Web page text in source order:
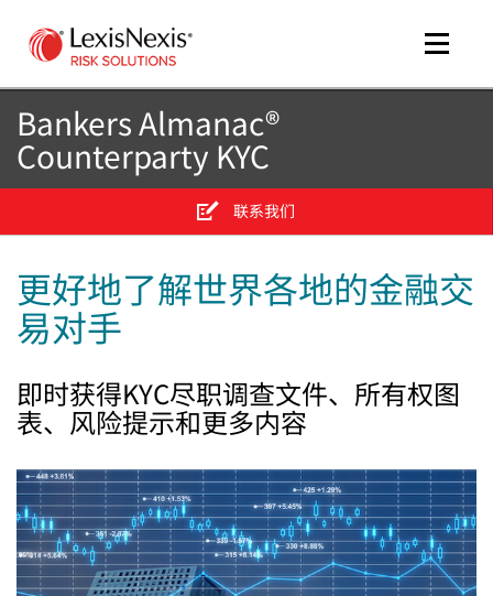
Toggle
Bankers Almanac®
Counterparty KYC
联系我们
更好地了解世界各地的金融交
易对手
即时获得KYC尽职调查文件、所有权图
表、风险提示和更多内容